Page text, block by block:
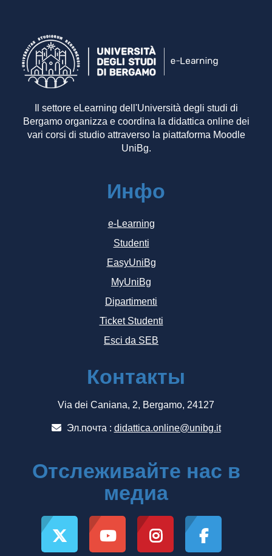
Il settore eLearning dell'Università degli studi di
Bergamo organizza e coordina la didattica online dei
vari corsi di studio attraverso la piattaforma Moodle
UniBg.
Инфо
e-Learning
Studenti
EasyUniBg
MyUniBg
Dipartimenti
Ticket Studenti
Esci da SEB
Контакты
Via dei Caniana, 2, Bergamo, 24127
Эл.почта : didattica.online@unibg.it
Отслеживайте нас в
медиа